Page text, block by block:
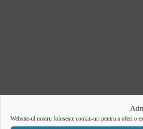
Website-ul nostru folosește cookie-uri pentru a oferi o